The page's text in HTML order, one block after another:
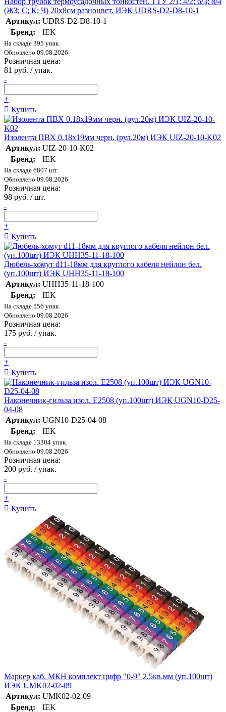
(ЖЗ; С; К; Ч) 20х8см разноцвет. ИЭК UDRS-D2-D8-10-1
Артикул: UDRS-D2-D8-10-1
Бренд:
IEK
На складе 395 упак.
Обновлено 09.08.2026
Розничная цена:
81 руб. / упак.
-
+
Купить
Изолента ПВХ 0.18х19мм черн. (рул.20м) ИЭК UIZ-20-10-K02
Артикул: UIZ-20-10-K02
Бренд:
IEK
На складе 6807 шт.
Обновлено 09.08.2026
Розничная цена:
98 руб. / шт.
-
+
Купить
Дюбель-хомут d11-18мм для круглого кабеля нейлон бел.
(уп.100шт) ИЭК UHH35-11-18-100
Артикул: UHH35-11-18-100
Бренд:
IEK
На складе 556 упак.
Обновлено 09.08.2026
Розничная цена:
175 руб. / упак.
-
+
Купить
Наконечник-гильза изол. Е2508 (уп.100шт) ИЭК UGN10-D25-
04-08
Артикул: UGN10-D25-04-08
Бренд:
IEK
На складе 13304 упак.
Обновлено 09.08.2026
Розничная цена:
200 руб. / упак.
-
+
Купить
Маркер каб. МКН комплект цифр "0-9" 2.5кв.мм (уп.100шт)
ИЭК UMK02-02-09
Артикул: UMK02-02-09
Бренд:
IEK